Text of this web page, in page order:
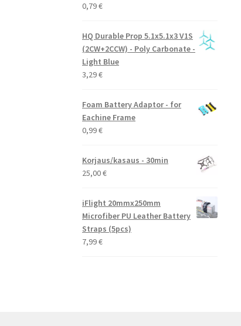
0,79€
HQ Durable Prop 5.1x5.1x3 V1S
(2CW+2CCW) - Poly Carbonate -
Light Blue
3,29€
Foam Battery Adaptor - for
Eachine Frame
0,99€
Korjaus/kasaus - 30min
25,00€
iFlight 20mmx250mm
Microfiber PU Leather Battery
Straps (5pcs)
7,99€